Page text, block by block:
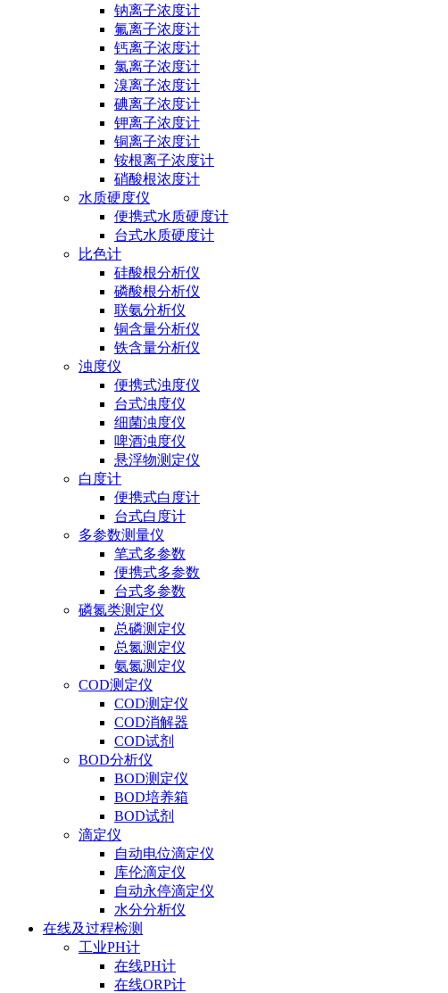
钠离子浓度计
氟离子浓度计
钙离子浓度计
氯离子浓度计
溴离子浓度计
碘离子浓度计
钾离子浓度计
铜离子浓度计
铵根离子浓度计
硝酸根浓度计
水质硬度仪
便携式水质硬度计
台式水质硬度计
比色计
硅酸根分析仪
磷酸根分析仪
联氨分析仪
铜含量分析仪
铁含量分析仪
浊度仪
便携式浊度仪
台式浊度仪
细菌浊度仪
啤酒浊度仪
悬浮物测定仪
白度计
便携式白度计
台式白度计
多参数测量仪
笔式多参数
便携式多参数
台式多参数
磷氮类测定仪
总磷测定仪
总氮测定仪
氨氮测定仪
COD测定仪
COD测定仪
COD消解器
COD试剂
BOD分析仪
BOD测定仪
BOD培养箱
BOD试剂
滴定仪
自动电位滴定仪
库伦滴定仪
自动永停滴定仪
水分分析仪
在线及过程检测
工业PH计
在线PH计
在线ORP计